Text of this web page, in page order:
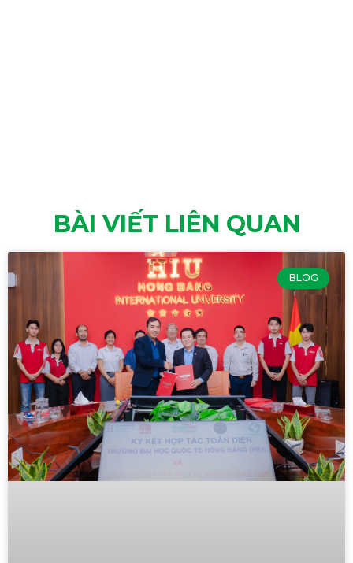
BÀI VIẾT LIÊN QUAN
BLOG